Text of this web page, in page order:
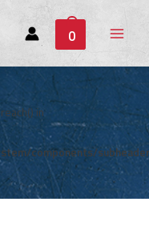
0
Main
Menu
in
components/